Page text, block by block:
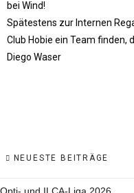
bei Wind!
Spätestens zur Internen
Club Hobie ein Team finden,
Diego Waser
NEUESTE BEITRÄGE